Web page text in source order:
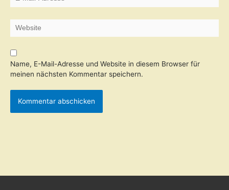
Website
Name, E-Mail-Adresse und Website in diesem Browser für
meinen nächsten Kommentar speichern.